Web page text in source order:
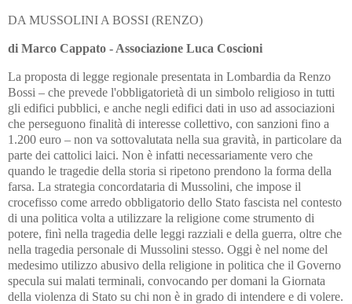
DA MUSSOLINI A BOSSI (RENZO)
di Marco Cappato - Associazione Luca Coscioni
La proposta di legge regionale presentata in Lombardia da Renzo
Bossi – che prevede l'obbligatorietà di un simbolo religioso in tutti
gli edifici pubblici, e anche negli edifici dati in uso ad associazioni
che perseguono finalità di interesse collettivo, con sanzioni fino a
1.200 euro – non va sottovalutata nella sua gravità, in particolare da
parte dei cattolici laici. Non è infatti necessariamente vero che
quando le tragedie della storia si ripetono prendono la forma della
farsa. La strategia concordataria di Mussolini, che impose il
crocefisso come arredo obbligatorio dello Stato fascista nel contesto
di una politica volta a utilizzare la religione come strumento di
potere, finì nella tragedia delle leggi razziali e della guerra, oltre che
nella tragedia personale di Mussolini stesso. Oggi è nel nome del
medesimo utilizzo abusivo della religione in politica che il Governo
specula sui malati terminali, convocando per domani la Giornata
della violenza di Stato su chi non è in grado di intendere e di volere.